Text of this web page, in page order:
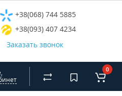
+38(068) 744 5885
+38(093) 407 4234
Заказать звонок
0